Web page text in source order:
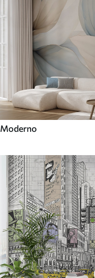
Moderno